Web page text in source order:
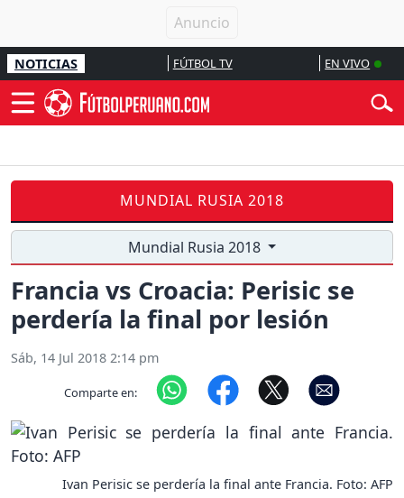
NOTICIAS FÚTBOL TV EN VIVO
MUNDIAL RUSIA 2018
Mundial Rusia 2018
Francia vs Croacia: Perisic se
perdería la final por lesión
Sáb, 14 Jul 2018 2:14 pm
Comparte en:
Ivan Perisic se perdería la final ante Francia. Foto: AFP